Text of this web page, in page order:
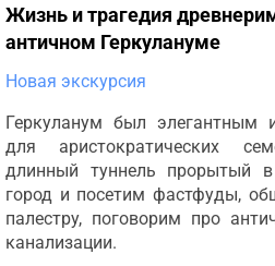
Жизнь и трагедия
античном Геркулануме
Новая экскурсия
Геркуланум был элегантным
для аристократических
длинный туннель прорытый
город и посетим фастфуды,
палестру, поговорим про
канализации.